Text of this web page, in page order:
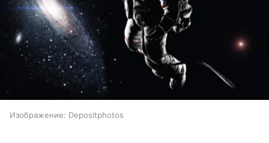
Изображение: Depositphotos